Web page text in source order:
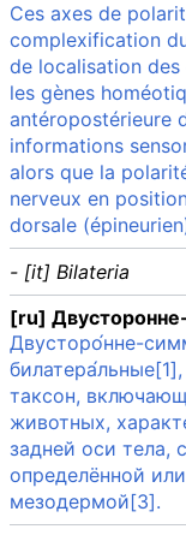
Ces axes de
complexification
de localisation
les gènes
antéropostérieure
informations
alors que la
nerveux en
dorsale
- [it] Bilateria
[ru]
Двусторо́нне-
таксон,
животных,
задней оси тела,
определённой
мезодермой[3].